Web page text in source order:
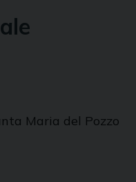
Maria del Pozzo